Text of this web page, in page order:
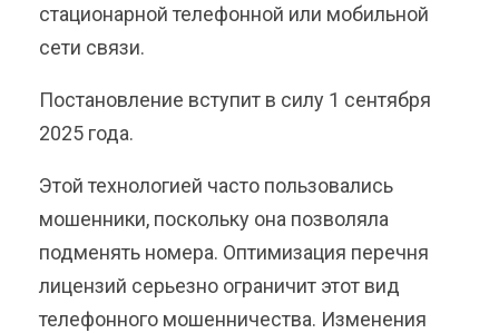
стационарной телефонной или мобильной
сети связи.
Постановление вступит в силу 1 сентября
2025 года.
Этой технологией часто пользовались
мошенники, поскольку она позволяла
подменять номера. Оптимизация перечня
лицензий серьезно ограничит этот вид
телефонного мошенничества. Изменения